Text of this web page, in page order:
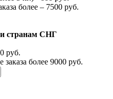
более – 7500 руб.
и странам СНГ
руб.
заказа более 9000 руб.